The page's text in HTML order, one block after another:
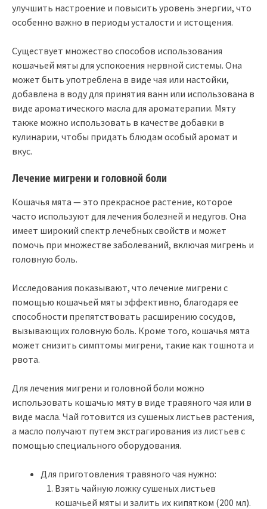
улучшить настроение и повысить уровень энергии, что
особенно важно в периоды усталости и истощения.
Существует множество способов использования
кошачьей мяты для успокоения нервной системы. Она
может быть употреблена в виде чая или настойки,
добавлена в воду для принятия ванн или использована в
виде ароматического масла для ароматерапии. Мяту
также можно использовать в качестве добавки в
кулинарии, чтобы придать блюдам особый аромат и
вкус.
Лечение мигрени и головной боли
Кошачья мята — это прекрасное растение, которое
часто используют для лечения болезней и недугов. Она
имеет широкий спектр лечебных свойств и может
помочь при множестве заболеваний, включая мигрень и
головную боль.
Исследования показывают, что лечение мигрени с
помощью кошачьей мяты эффективно, благодаря ее
способности препятствовать расширению сосудов,
вызывающих головную боль. Кроме того, кошачья мята
может снизить симптомы мигрени, такие как тошнота и
рвота.
Для лечения мигрени и головной боли можно
использовать кошачью мяту в виде травяного чая или в
виде масла. Чай готовится из сушеных листьев растения,
а масло получают путем экстрагирования из листьев с
помощью специального оборудования.
Для приготовления травяного чая нужно:
Взять чайную ложку сушеных листьев
кошачьей мяты и залить их кипятком (200 мл).